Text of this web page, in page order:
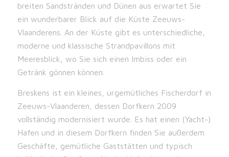
breiten Sandstränden und Dünen aus erwartet Sie
ein wunderbarer Blick auf die Küste Zeeuws-
Vlaanderens. An der Küste gibt es unterschiedliche,
moderne und klassische Strandpavillons mit
Meeresblick, wo Sie sich einen Imbiss oder ein
Getränk gönnen können.
Breskens ist ein kleines, urgemütliches Fischerdorf in
Zeeuws-Vlaanderen, dessen Dorfkern 2009
vollständig modernisiert wurde. Es hat einen (Yacht-)
Hafen und in diesem Dorfkern finden Sie außerdem
Geschäfte, gemütliche Gaststätten und typisch